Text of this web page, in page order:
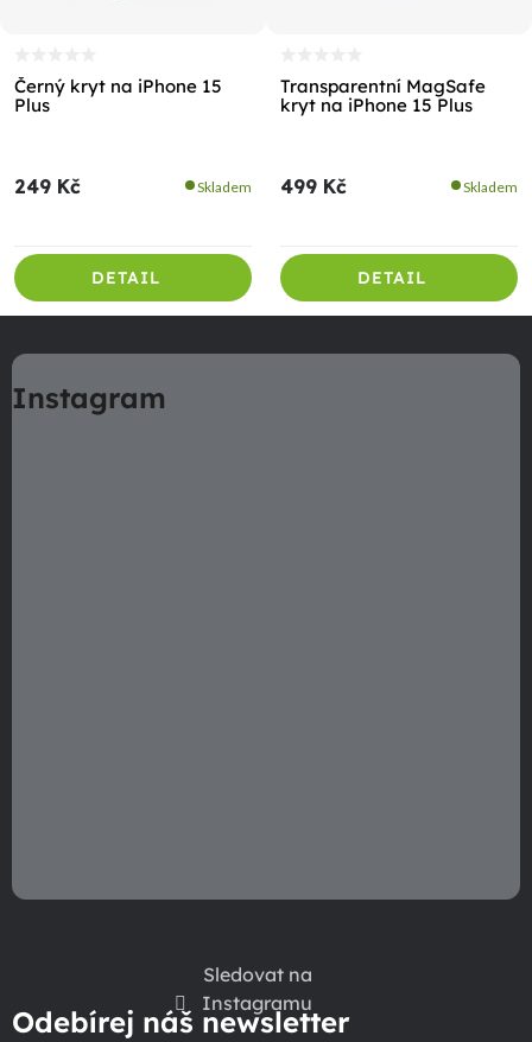
Černý kryt na iPhone 15
Plus
249 Kč Skladem
DETAIL
Transparentní MagSafe
kryt na iPhone 15 Plus
499 Kč Skladem
DETAIL
á
pInstagram
Sledovat na
Instagramu
Odebírej náš newsletter